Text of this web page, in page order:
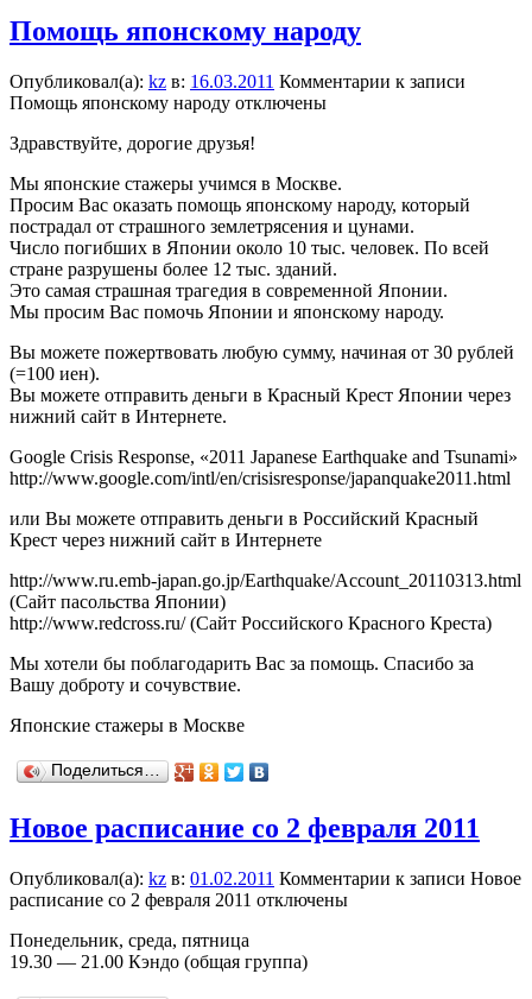
Помощь японскому народу
Опубликовал(а): kz в: 16.03.2011 Комментарии к записи
Помощь японскому народу отключены
Здравствуйте, дорогие друзья!
Мы японские стажеры учимся в Москве.
Просим Вас оказать помощь японскому народу, который
пострадал от страшного землетрясения и цунами.
Число погибших в Японии около 10 тыс. человек. По всей
стране разрушены более 12 тыс. зданий.
Это самая страшная трагедия в современной Японии.
Мы просим Вас помочь Японии и японскому народу.
Вы можете пожертвовать любую сумму, начиная от 30 рублей
(=100 иен).
Вы можете отправить деньги в Красный Крест Японии через
нижний сайт в Интернете.
Google Crisis Response, «2011 Japanese Earthquake and Tsunami»
http://www.google.com/intl/en/crisisresponse/japanquake2011.html
или Вы можете отправить деньги в Российский Красный
Крест через нижний сайт в Интернете
http://www.ru.emb-japan.go.jp/Earthquake/Account_20110313.html
(Сайт пасольства Японии)
http://www.redcross.ru/ (Сайт Российского Красного Креста)
Мы хотели бы поблагодарить Вас за помощь. Спасибо за
Вашу доброту и сочувствие.
Японские стажеры в Москве
Поделиться…
Новое расписание со 2 февраля 2011
Опубликовал(а): kz в: 01.02.2011 Комментарии к записи Новое
расписание со 2 февраля 2011 отключены
Понедельник, среда, пятница
19.30 — 21.00 Кэндо (общая группа)